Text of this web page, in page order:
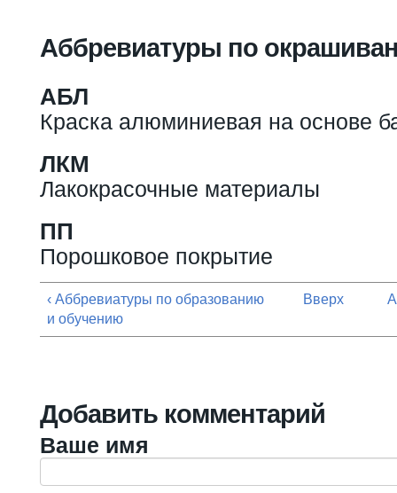
Аббревиатуры по
АБЛ
Краска алюминиевая на основе
ЛКМ
Лакокрасочные материалы
ПП
Порошковое покрытие
‹ Аббревиатуры по образованию
и обучению
Вверх
Добавить комментарий
Ваше имя